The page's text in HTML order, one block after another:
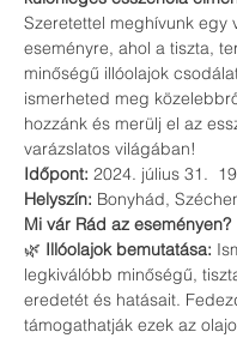
Szeretettel meghívunk egy
eseményre, ahol a tiszta,
minőségű illóolajok
ismerheted meg
hozzánk és merülj el az
varázslatos világában!
Időpont: 2024. július 31.
Helyszín: Bonyhád,
Mi vár Rád az eseményen?
🌿 Illóolajok bemutatása:
legkiválóbb minőségű,
eredetét és hatásait.
támogathatják ezek az